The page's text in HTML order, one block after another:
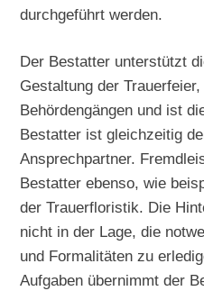
durchgeführt werden.
Der Bestatter unterstützt
Gestaltung der
Behördengängen und ist
Bestatter ist gleichzeitig
Ansprechpartner.
Bestatter ebenso, wie
der Trauerfloristik. Die
nicht in der Lage, die
und Formalitäten zu
Aufgaben übernimmt der